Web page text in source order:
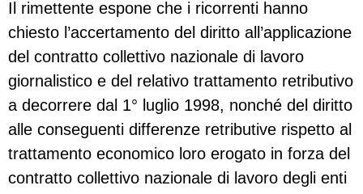
Il rimettente espone che i ricorrenti hanno
chiesto l’accertamento del diritto all’applicazione
del contratto collettivo nazionale di lavoro
giornalistico e del relativo trattamento retributivo
a decorrere dal 1° luglio 1998, nonché del diritto
alle conseguenti differenze retributive rispetto al
trattamento economico loro erogato in forza del
contratto collettivo nazionale di lavoro degli enti